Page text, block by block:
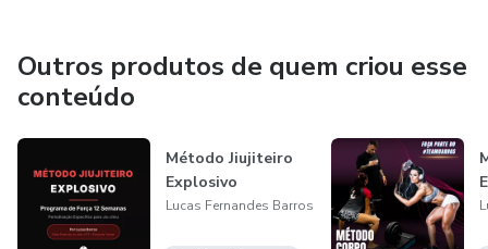
Outros produtos de quem criou esse
conteúdo
Método Jiujiteiro
Explosivo
Lucas Fernandes Barros